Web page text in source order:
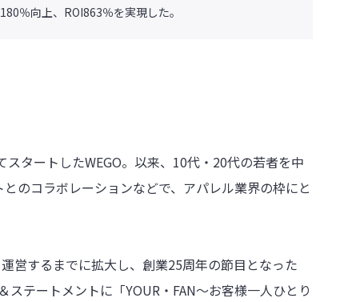
％向上、ROI863％を実現した。
タートしたWEGO。以来、10代・20代の若者を中
のコラボレーションなどで、アパレル業界の枠にと
営するまでに拡大し、創業25周年の節目となった
テートメントに「YOUR・FAN～お客様一人ひとり